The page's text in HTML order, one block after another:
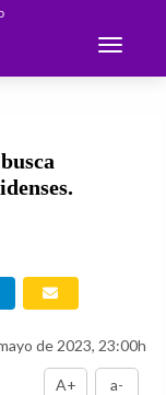
Toggle
de 2023, 23:00h
A+ a-